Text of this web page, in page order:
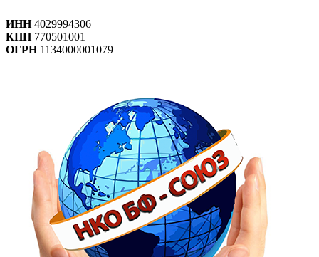
ИНН4029994306
КПП 770501001
ОГРН1134000001079